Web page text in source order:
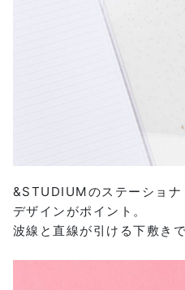
&STUDIUMのステーショナ
デザインがポイント。
波線と直線が引ける下敷きで